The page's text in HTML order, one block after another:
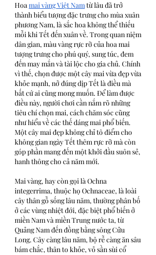
Hoa mai vàng Việt Nam từ lâu đã trở
thành biểu tượng đặc trưng cho mùa xuân
phương Nam, là sắc hoa không thể thiếu
mỗi khi Tết đến xuân về. Trong quan niệm
dân gian, màu vàng rực rỡ của hoa mai
tượng trưng cho phú quý, sung túc, đem
đến may mắn và tài lộc cho gia chủ. Chính
vì thế, chọn được một cây mai vừa đẹp vừa
khỏe mạnh, nở đúng dịp Tết là điều mà
bất cứ ai cũng mong muốn. Để làm được
điều này, người chơi cần nắm rõ những
tiêu chí chọn mai, cách chăm sóc cũng
như hiểu về các thế dáng mai phổ biến.
Một cây mai đẹp không chỉ tô điểm cho
không gian ngày Tết thêm rực rỡ mà còn
góp phần mang đến một khởi đầu suôn sẻ,
hanh thông cho cả năm mới.
Mai vàng, hay còn gọi là Ochna
integerrima, thuộc họ Ochnaceae, là loài
cây thân gỗ sống lâu năm, thường phân bố
ở các vùng nhiệt đới, đặc biệt phổ biến ở
miền Nam và miền Trung nước ta, từ
Quảng Nam đến đồng bằng sông Cửu
Long. Cây càng lâu năm, bộ rễ càng ăn sâu
bám chắc, thân to khỏe, vỏ sần sùi cổ